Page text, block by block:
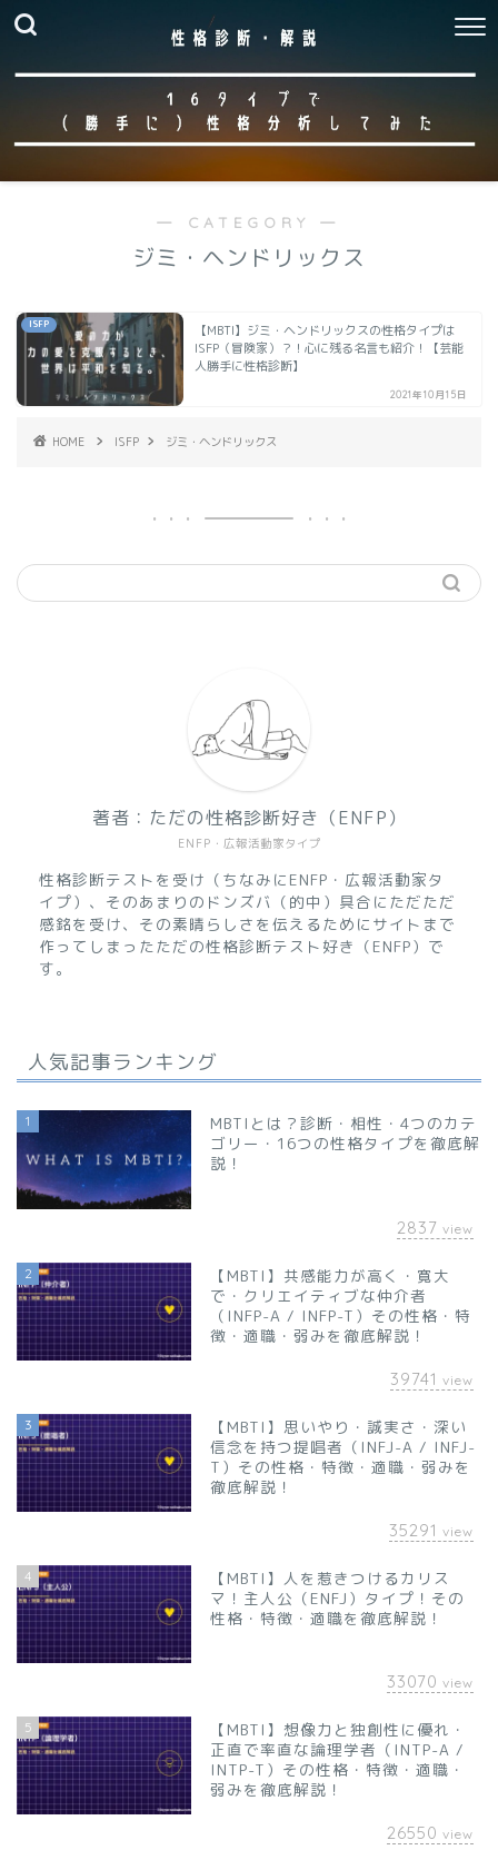
― CATEGORY ―
ジミ・ヘンドリックス
ISFP
【MBTI】ジミ・ヘンドリックスの性格タイプは
ISFP（冒険家）？！心に残る名言も紹介！【芸能
人勝手に性格診断】
2021年10月15日
HOME ISFP ジミ・ヘンドリックス
ENFP・広報活動家タイプ
著者：ただの性格診断好き（ENFP）
性格診断テストを受け（ちなみにENFP・広報活動家タ
イプ）、そのあまりのドンズバ（的中）具合にただただ
感銘を受け、その素晴らしさを伝えるためにサイトまで
作ってしまったただの性格診断テスト好き（ENFP）で
す。
人気記事ランキング
1
MBTIとは？診断・相性・4つのカテ
ゴリー・16つの性格タイプを徹底解
説！
2837 view
2
【MBTI】共感能力が高く・寛大
で・クリエイティブな仲介者
（INFP-A / INFP-T）その性格・特
徴・適職・弱みを徹底解説！
39741 view
3
【MBTI】思いやり・誠実さ・深い
信念を持つ提唱者（INFJ-A / INFJ-
T）その性格・特徴・適職・弱みを
徹底解説！
35291 view
4
【MBTI】人を惹きつけるカリス
マ！主人公（ENFJ）タイプ！その
性格・特徴・適職を徹底解説！
33070 view
5
【MBTI】想像力と独創性に優れ・
正直で率直な論理学者（INTP-A /
INTP-T）その性格・特徴・適職・
弱みを徹底解説！
26550 view